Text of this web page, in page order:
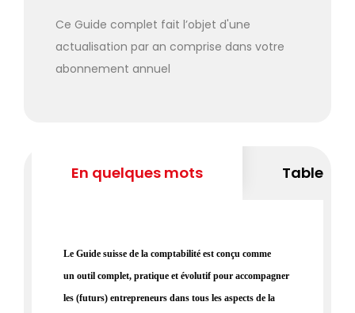
Ce Guide complet fait l’objet d'une
actualisation par an comprise dans votre
abonnement annuel
En quelques mots Table
Le Guide suisse de la comptabilité est conçu comme
un outil complet, pratique et évolutif pour accompagner
les (futurs) entrepreneurs dans tous les aspects de la